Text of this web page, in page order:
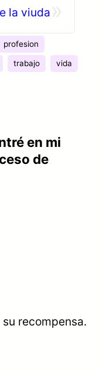
la viuda
profesion
trabajo vida
en mi
de
recompensa.